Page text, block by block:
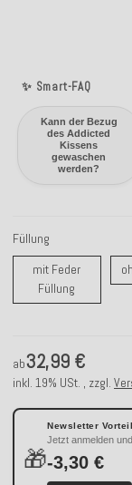
✨ Smart-FAQ
Kann der Bezug
des Addicted
Kissens
gewaschen
werden?
Füllung
mit Feder
Füllung mit Feder
ab32,99 €
inkl. 19% USt. , zzgl.
🎁
Newsletter Vorteil
Jetzt anmelden und
-3,30 €